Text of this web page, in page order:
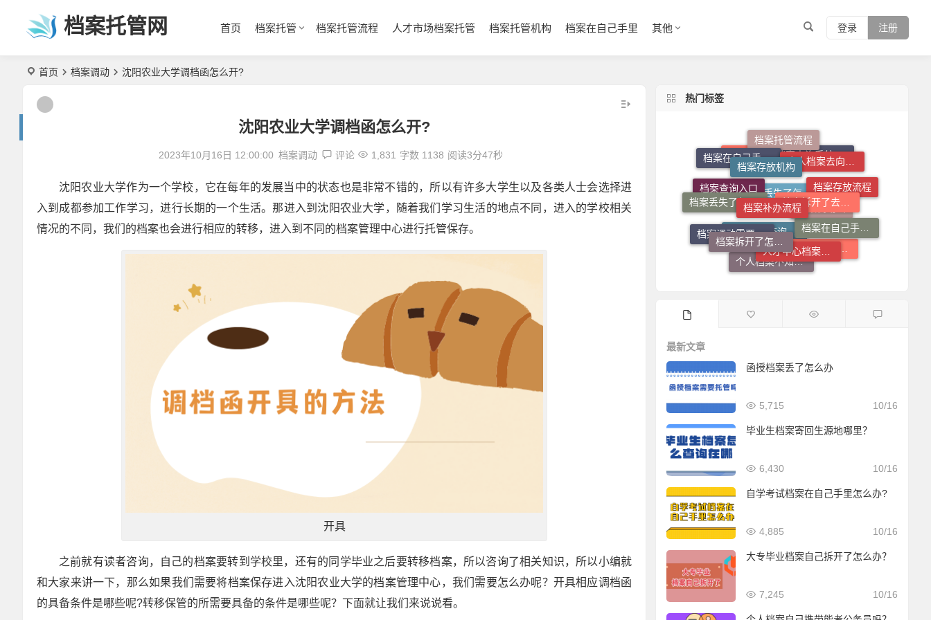
登录 注册
档案托管网 首页 档案托管 档案托管流程 人才市场档案托管 档案托管机构 档案在自己手里 其他
首页 档案调动 沈阳农业大学调档函怎么开?
沈阳农业大学调档函怎么开?
2023年10月16日 12:00:00 档案调动 评论 1,831 字数 1138 阅读3分47秒
沈阳农业大学作为一个学校，它在每年的发展当中的状态也是非常不错的，所以有许多大学生以及各类人士会选择进
入到成都参加工作学习，进行长期的一个生活。那进入到沈阳农业大学，随着我们学习生活的地点不同，进入的学校相关
情况的不同，我们的档案也会进行相应的转移，进入到不同的档案管理中心进行托管保存。
开具
之前就有读者咨询，自己的档案要转到学校里，还有的同学毕业之后要转移档案，所以咨询了相关知识，所以小编就
和大家来讲一下，那么如果我们需要将档案保存进入沈阳农业大学的档案管理中心，我们需要怎么办呢？开具相应调档函
的具备条件是哪些呢?转移保管的所需要具备的条件是哪些呢？下面就让我们来说说看。
热门标签
个人档案查询系统
档案丢失了怎么补
档案调动函
托管档案手续如何办理
个人档案不知道在哪儿怎么查
档案调动需要什么手续
档案查询入口
个人档案死档激活
档案查询系统官网
档案存放流程
档案在自己手里怎么办
人才中心档案接收流程
档案拆开了怎么补救
档案丢失了怎么办
档案在自己手里怎么放到人才市场
档案托管流程
个人档案去向查询
档案拆开了去哪里封
档案补办流程
档案存放机构
最新文章
函授档案丢了怎么办
10/16
5,715
毕业生档案寄回生源地哪里？
10/16
6,430
自学考试档案在自己手里怎么办?
10/16
4,885
大专毕业档案自己拆开了怎么办？
10/16
7,245